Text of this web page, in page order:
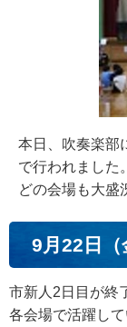
本日、吹奏楽部
で行われました。
どの会場も大盛
9月22日（
市新人2日目が終
各会場で活躍し